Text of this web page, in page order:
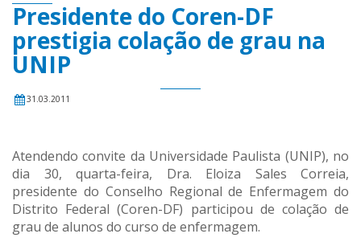
Presidente do Coren-DF
prestigia colação de grau na
UNIP
31.03.2011
Atendendo convite da Universidade Paulista (UNIP), no
dia 30, quarta-feira, Dra. Eloiza Sales Correia,
presidente do Conselho Regional de Enfermagem do
Distrito Federal (Coren-DF) participou de colação de
grau de alunos do curso de enfermagem.